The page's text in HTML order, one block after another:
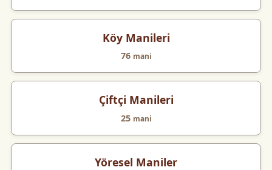
Köy Manileri
76 mani
Çiftçi Manileri
25 mani
Yöresel Maniler